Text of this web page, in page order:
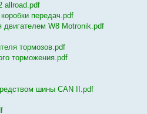
allroad.pdf
передач.pdf
двигателем W8 Motronik.pdf
тормозов.pdf
торможения.pdf
шины CAN II.pdf